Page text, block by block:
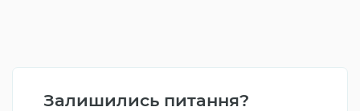
Залишились питання?